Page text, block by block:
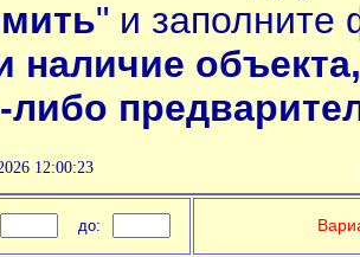
" и заполните
наличие
либо
12:00:23
до: